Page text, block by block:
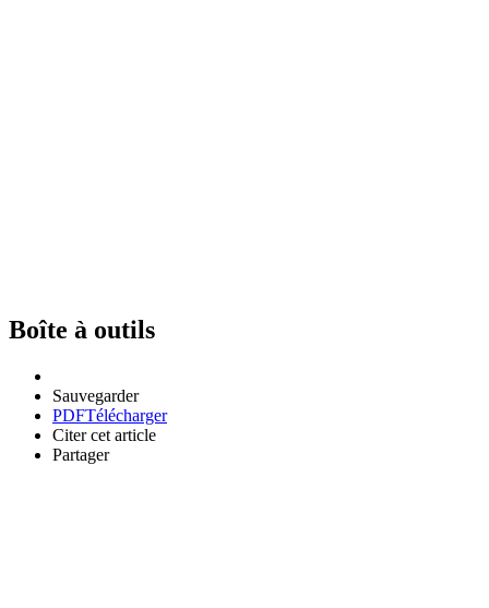
Boîte à outils
Sauvegarder
PDFTélécharger
Citer cet article
Partager